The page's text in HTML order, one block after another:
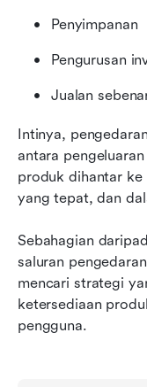
Penyimpanan
Pengurusan
Jualan
Intinya,
antara
produk dihantar
yang tepat, dan
Sebahagian
saluran
mencari strategi
ketersediaan
pengguna.